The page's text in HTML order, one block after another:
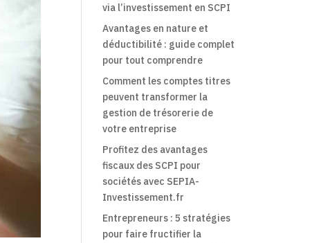
via l’investissement en SCPI
Avantages en nature et
déductibilité : guide complet
pour tout comprendre
Comment les comptes titres
peuvent transformer la
gestion de trésorerie de
votre entreprise
Profitez des avantages
fiscaux des SCPI pour
sociétés avec SEPIA-
Investissement.fr
Entrepreneurs : 5 stratégies
pour faire fructifier la